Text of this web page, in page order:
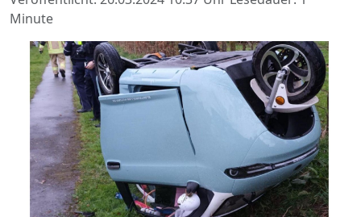
Minute